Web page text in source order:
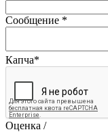
Сообщение *
Капча*
Оценка /